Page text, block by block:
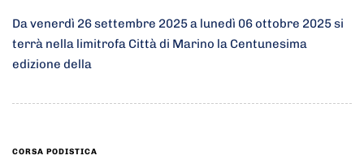
Da venerdì 26 settembre 2025 a lunedì 06 ottobre 2025 si
terrà nella limitrofa Città di Marino la Centunesima
edizione della
CORSA PODISTICA